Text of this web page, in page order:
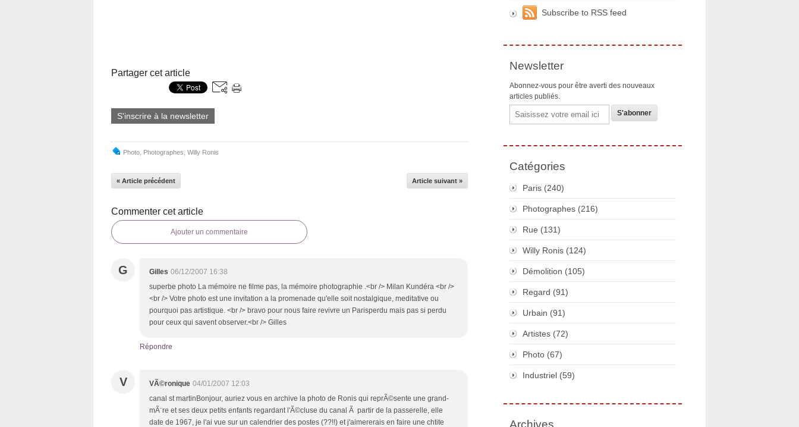
Partager cet article
S'inscrire à la newsletter
Photo Photographes Willy Ronis
« Article précédent Article suivant »
Commenter cet article
Ajouter un commentaire
G Gilles 06/12/2007 16:38
superbe photo La mémoire ne filme pas, la mémoire photographie .<br /> Milan Kundéra <br />
<br /> Votre photo est une invitation a la promenade qu'elle soit nostalgique, meditative ou
pourquoi pas artistique. <br /> bravo pour nous faire revivre un Parisperdu mais pas si perdu
pour ceux qui savent observer.<br /> Gilles
Répondre
V VÃ©ronique 04/01/2007 12:03
canal st martinBonjour, auriez vous en archive la photo de Ronis qui reprÃ©sente une grand-
mÃ¨re et ses deux petits enfants regardant l'Ã©cluse du canal Ã partir de la passerelle, elle
date de 1967, je l'ai vue sur un calendrier des postes (??!!) et j'aimererais en faire une chtite
Subscribe to RSS feed
Newsletter
Abonnez-vous pour être averti des nouveaux
articles publiés.
Email
Catégories
Paris (240)
Photographes (216)
Rue (131)
Willy Ronis (124)
Démolition (105)
Regard (91)
Urbain (91)
Artistes (72)
Photo (67)
Industriel (59)
Archives